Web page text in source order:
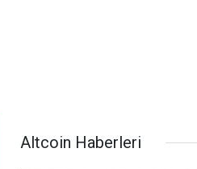
Altcoin Haberleri